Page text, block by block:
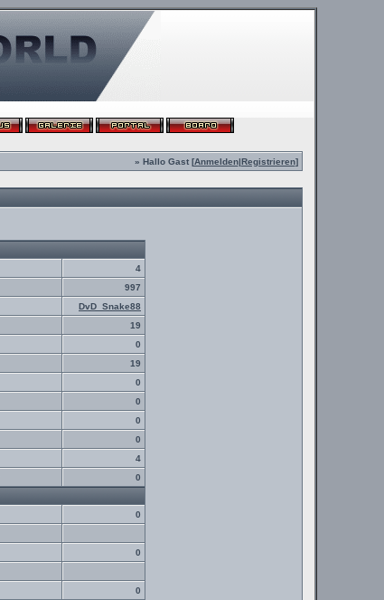
» Hallo Gast [Anmelden|Registrieren]
4
997
DvD_Snake88
19
0
19
0
0
0
0
4
0
0
0
0